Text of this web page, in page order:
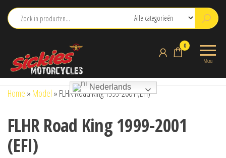
naar
Menu
0
Nederlands
Home » Model » FLHR Road King 1999-2001 (EFI)
FLHR Road King 1999-2001
(EFI)